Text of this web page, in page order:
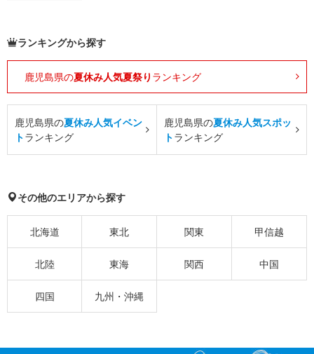
ランキングから探す
鹿児島県の夏休み人気夏祭り ランキング
鹿児島県の夏休み人気イベン
トランキング
鹿児島県の夏休み人気スポッ
トランキング
その他のエリアから探す
北海道 東北 関東 甲信越
北陸 東海 関西 中国
四国 九州・沖縄